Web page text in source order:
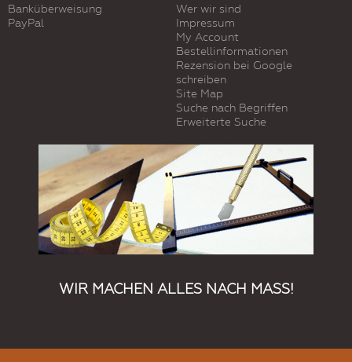
Banküberweisung
PayPal
Wer wir sind
Impressum
My Account
Bestellinformationen
Rezension bei Google
schreiben
Site Map
Suche nach Begriffen
Erweiterte Suche
WIR MACHEN ALLES NACH MASS!